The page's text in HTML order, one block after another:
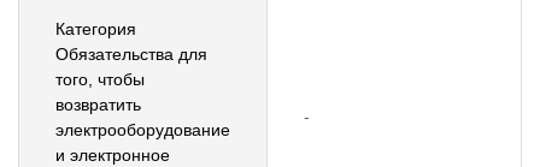
Категория
Обязательства для
того, чтобы
возвратить
электрооборудование
и электронное
-